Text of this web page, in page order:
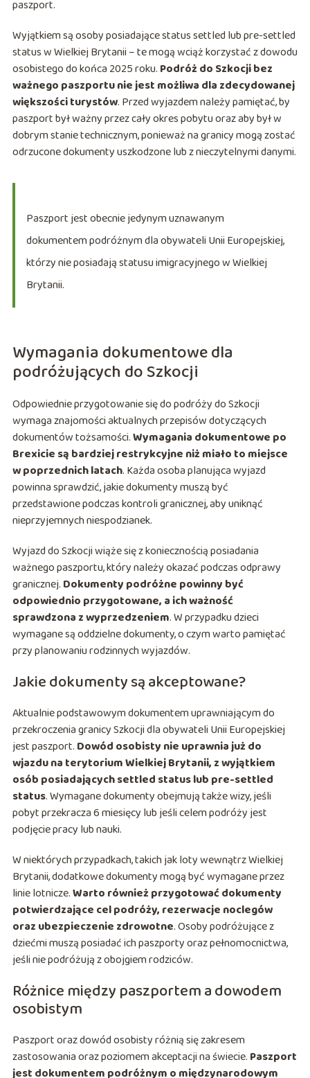
paszport.
Wyjątkiem są osoby posiadające status settled lub pre-settled
status w Wielkiej Brytanii – te mogą wciąż korzystać z dowodu
osobistego do końca 2025 roku. Podróż do Szkocji bez
ważnego paszportu nie jest możliwa dla zdecydowanej
większości turystów. Przed wyjazdem należy pamiętać, by
paszport był ważny przez cały okres pobytu oraz aby był w
dobrym stanie technicznym, ponieważ na granicy mogą zostać
odrzucone dokumenty uszkodzone lub z nieczytelnymi danymi.
Paszport jest obecnie jedynym uznawanym
dokumentem podróżnym dla obywateli Unii Europejskiej,
którzy nie posiadają statusu imigracyjnego w Wielkiej
Brytanii.
Wymagania dokumentowe dla
podróżujących do Szkocji
Odpowiednie przygotowanie się do podróży do Szkocji
wymaga znajomości aktualnych przepisów dotyczących
dokumentów tożsamości.Wymagania dokumentowe po
Brexicie są bardziej restrykcyjne niż miało to miejsce
w poprzednich latach. Każda osoba planująca wyjazd
powinna sprawdzić, jakie dokumenty muszą być
przedstawione podczas kontroli granicznej, aby uniknąć
nieprzyjemnych niespodzianek.
Wyjazd do Szkocji wiąże się z koniecznością posiadania
ważnego paszportu, który należy okazać podczas odprawy
granicznej. Dokumenty podróżne powinny być
odpowiednio przygotowane, a ich ważność
sprawdzona z wyprzedzeniem. W przypadku dzieci
wymagane są oddzielne dokumenty, o czym warto pamiętać
przy planowaniu rodzinnych wyjazdów.
Jakie dokumenty są akceptowane?
Aktualnie podstawowym dokumentem uprawniającym do
przekroczenia granicy Szkocji dla obywateli Unii Europejskiej
jest paszport. Dowód osobisty nie uprawnia już do
wjazdu na terytorium Wielkiej Brytanii, z wyjątkiem
osób posiadających settled status lub pre-settled
status. Wymagane dokumenty obejmują także wizy, jeśli
pobyt przekracza 6 miesięcy lub jeśli celem podróży jest
podjęcie pracy lub nauki.
W niektórych przypadkach, takich jak loty wewnątrz Wielkiej
Brytanii, dodatkowe dokumenty mogą być wymagane przez
linie lotnicze.Warto również przygotować dokumenty
potwierdzające cel podróży, rezerwacje noclegów
oraz ubezpieczenie zdrowotne. Osoby podróżujące z
dziećmi muszą posiadać ich paszporty oraz pełnomocnictwa,
jeśli nie podróżują z obojgiem rodziców.
Różnice między paszportem a dowodem
osobistym
Paszport oraz dowód osobisty różnią się zakresem
zastosowania oraz poziomem akceptacji na świecie. Paszport
jest dokumentem podróżnym o międzynarodowym